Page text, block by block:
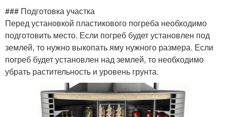
### Подготовка участка
Перед установкой пластикового погреба необходимо
подготовить место. Если погреб будет установлен под
землей, то нужно выкопать яму нужного размера. Если
погреб будет установлен над землей, то необходимо
убрать растительность и уровень грунта.